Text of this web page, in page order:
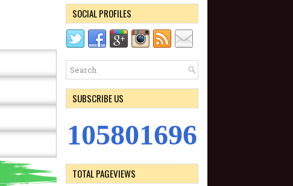
SOCIAL PROFILES
SUBSCRIBE US
105801696
TOTAL PAGEVIEWS